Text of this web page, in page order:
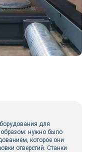
для
нужно было
которое они
отверстий. Станки